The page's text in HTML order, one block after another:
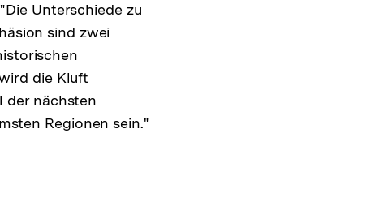
Unterschiede zu
sind zwei
die Kluft
der nächsten
Regionen sein."